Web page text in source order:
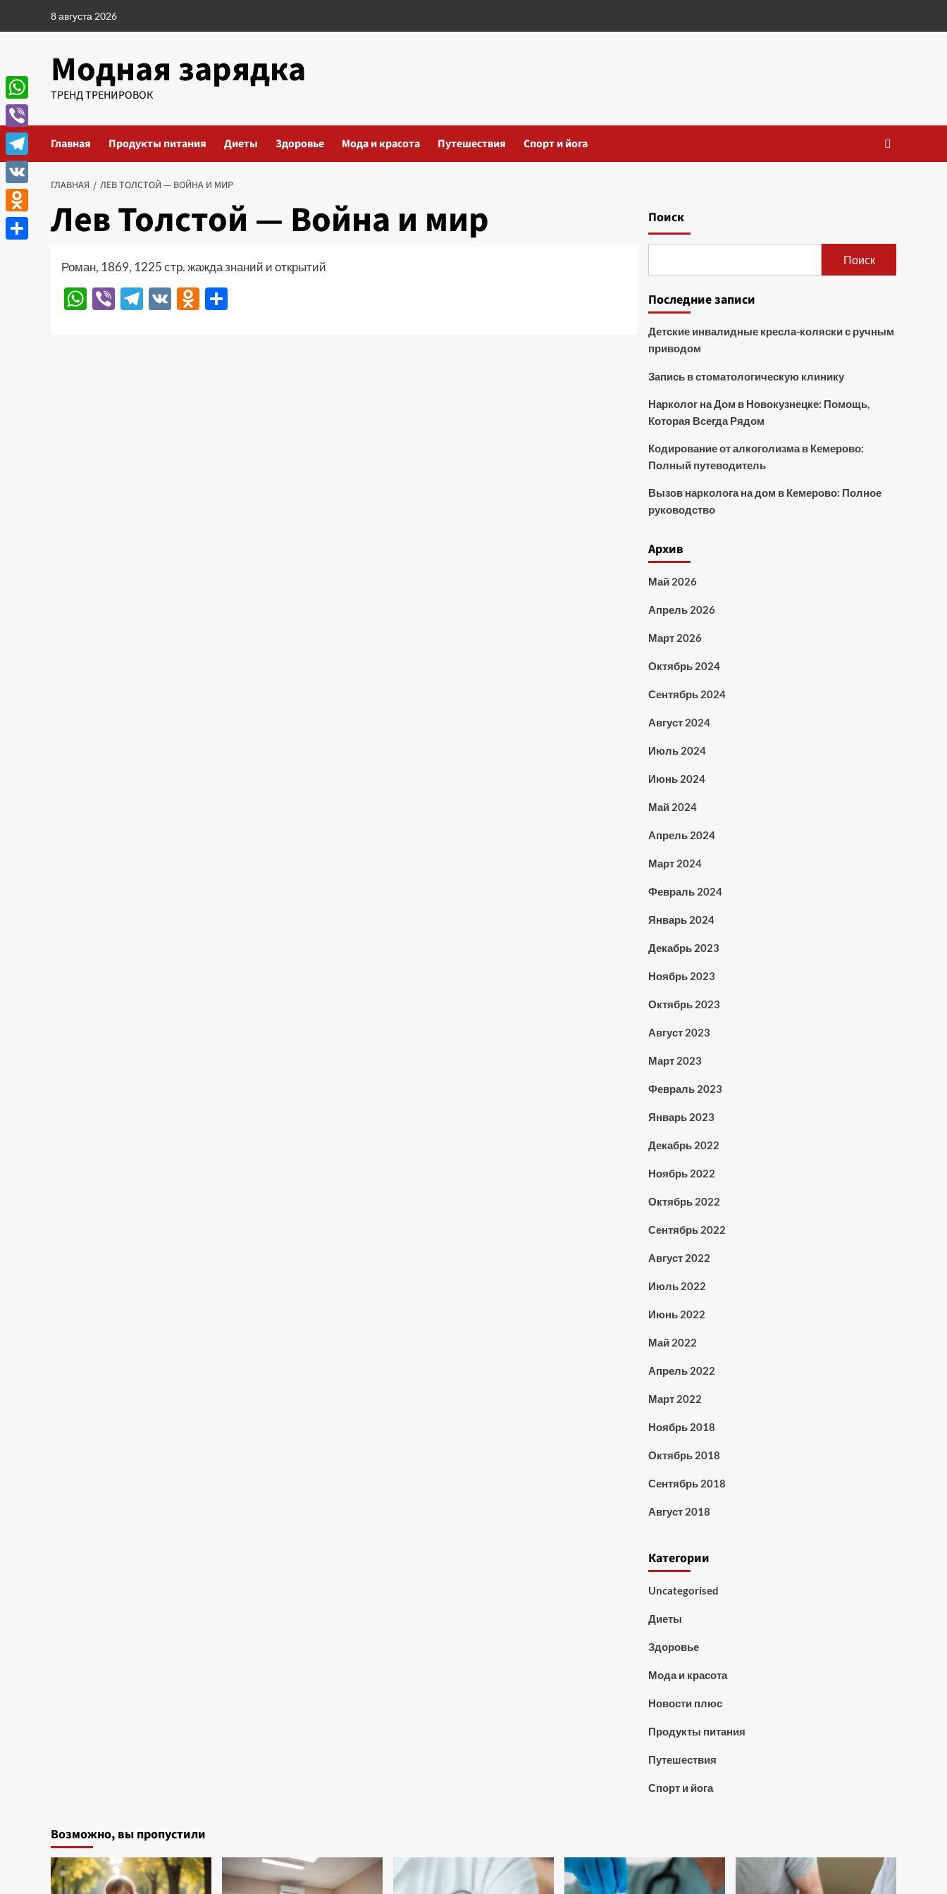
8 августа 2026
Модная зарядка
ТРЕНД ТРЕНИРОВОК
Главная Продукты питания Диеты Здоровье Мода и красота Путешествия Спорт и йога
ГЛАВНАЯ ЛЕВ ТОЛСТОЙ — ВОЙНА И МИР
Лев Толстой — Война и мир
Роман, 1869, 1225 стр. жажда знаний и открытий
WhatsApp
ViberTelegram
VK Odnoklassniki
Поиск
Поиск
Последние записи
Детские инвалидные кресла-коляски с ручным
приводом
Запись в стоматологическую клинику
Нарколог на Дом в Новокузнецке: Помощь,
Которая Всегда Рядом
Кодирование от алкоголизма в Кемерово:
Полный путеводитель
Вызов нарколога на дом в Кемерово: Полное
руководство
Архив
Май 2026
Апрель 2026
Март 2026
Октябрь 2024
Сентябрь 2024
Август 2024
Июль 2024
Июнь 2024
Май 2024
Апрель 2024
Март 2024
Февраль 2024
Январь 2024
Декабрь 2023
Ноябрь 2023
Октябрь 2023
Август 2023
Март 2023
Февраль 2023
Январь 2023
Декабрь 2022
Ноябрь 2022
Октябрь 2022
Сентябрь 2022
Август 2022
Июль 2022
Июнь 2022
Май 2022
Апрель 2022
Март 2022
Ноябрь 2018
Октябрь 2018
Сентябрь 2018
Август 2018
Категории
Uncategorised
Диеты
Здоровье
Мода и красота
Новости плюс
Продукты питания
Путешествия
Спорт и йога
Возможно, вы пропустили
WhatsApp
Viber
Telegram
VK
Odnoklassniki